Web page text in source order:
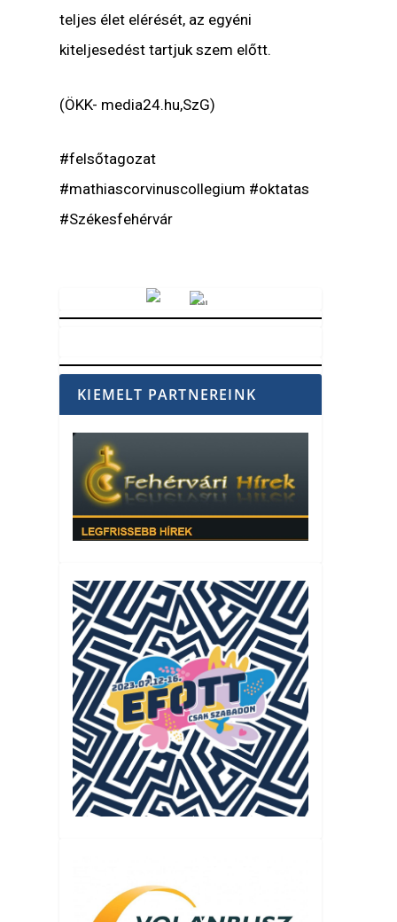
teljes élet elérését, az egyéni
kiteljesedést tartjuk szem előtt.
(ÖKK- media24.hu,SzG)
#felsőtagozat
#mathiascorvinuscollegium #oktatas
#Székesfehérvár
KIEMELT PARTNEREINK